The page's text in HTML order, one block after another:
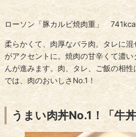
ローソン「豚カルビ焼肉重」
柔らかくて、肉厚なバラ肉。タレに
がアクセントに。焼肉の甘辛くて濃
んが進みます。肉、タレ、ご飯の相
では、肉のおいしさNo.1！
うまい肉丼No.1！「牛